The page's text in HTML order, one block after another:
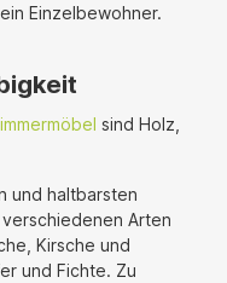
Einzelbewohner.
sind Holz,
und haltbarsten
Arten
Kirsche und
und Fichte. Zu